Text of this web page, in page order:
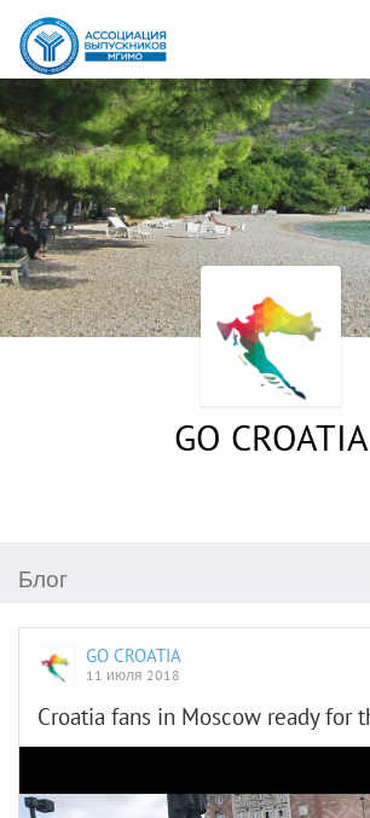
GO CROATIA
Блог
GO CROATIA
11 июля 2018
Croatia fans in Moscow ready for